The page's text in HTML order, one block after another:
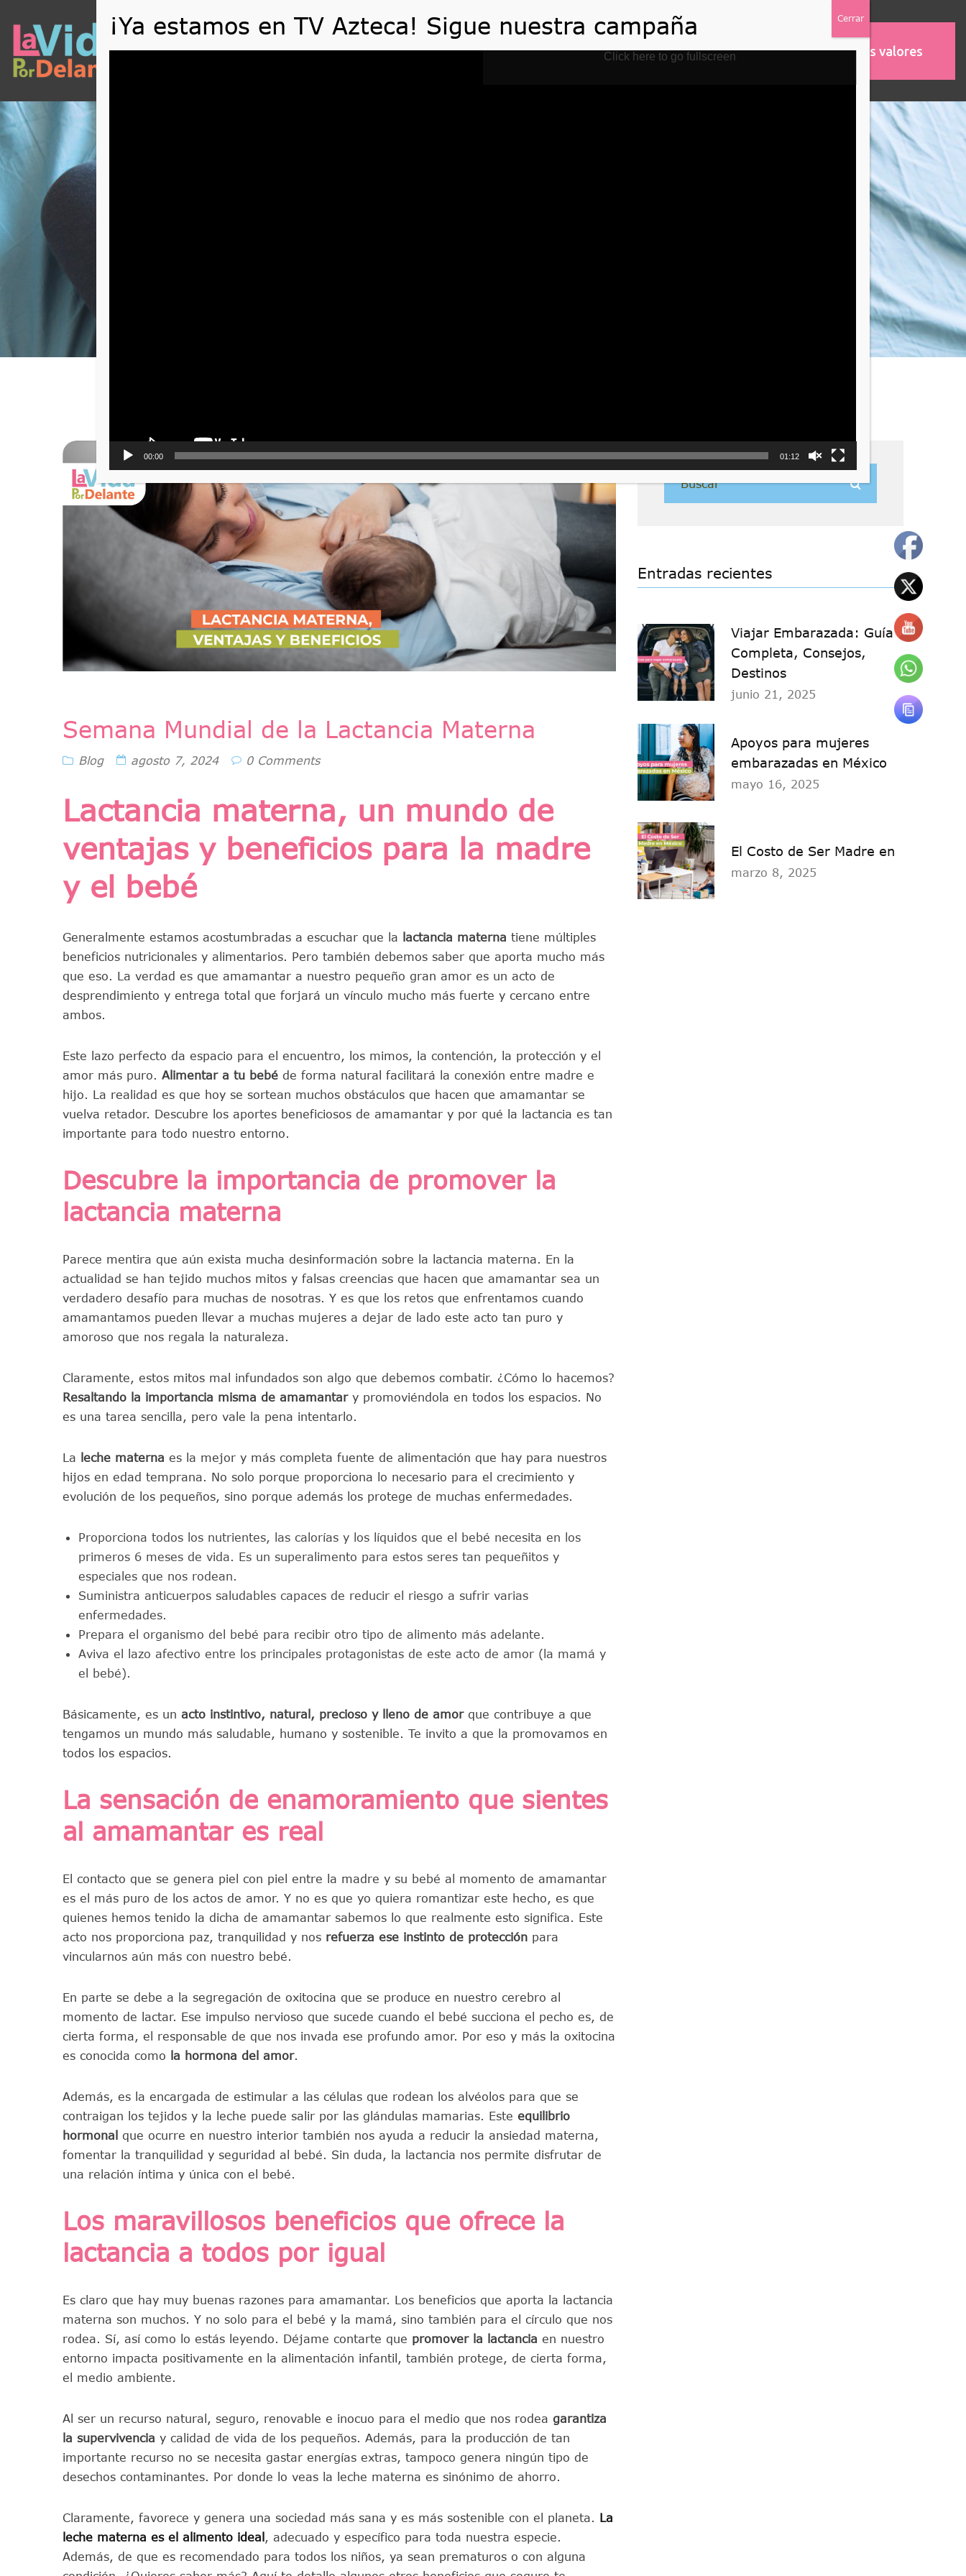
QUÉ HACEMOS VIDEOS ARTÍCULOS TE AYUDAMOS ASOCIACIONES Nuestros valores
Semana Mundial de la Lactancia Materna
Blog agosto 7, 2024 0 Comments
Lactancia materna, un mundo de
ventajas y beneficios para la madre
y el bebé
Generalmente estamos acostumbradas a escuchar que la lactancia materna tiene múltiples
beneficios nutricionales y alimentarios. Pero también debemos saber que aporta mucho más
que eso. La verdad es que amamantar a nuestro pequeño gran amor es un acto de
desprendimiento y entrega total que forjará un vínculo mucho más fuerte y cercano entre
ambos.
Este lazo perfecto da espacio para el encuentro, los mimos, la contención, la protección y el
amor más puro. Alimentar a tu bebé de forma natural facilitará la conexión entre madre e
hijo. La realidad es que hoy se sortean muchos obstáculos que hacen que amamantar se
vuelva retador. Descubre los aportes beneficiosos de amamantar y por qué la lactancia es tan
importante para todo nuestro entorno.
Descubre la importancia de promover la
lactancia materna
Parece mentira que aún exista mucha desinformación sobre la lactancia materna. En la
actualidad se han tejido muchos mitos y falsas creencias que hacen que amamantar sea un
verdadero desafío para muchas de nosotras. Y es que los retos que enfrentamos cuando
amamantamos pueden llevar a muchas mujeres a dejar de lado este acto tan puro y
amoroso que nos regala la naturaleza.
Claramente, estos mitos mal infundados son algo que debemos combatir. ¿Cómo lo hacemos?
Resaltando la importancia misma de amamantary promoviéndola en todos los espacios. No
es una tarea sencilla, pero vale la pena intentarlo.
La leche materna es la mejor y más completa fuente de alimentación que hay para nuestros
hijos en edad temprana. No solo porque proporciona lo necesario para el crecimiento y
evolución de los pequeños, sino porque además los protege de muchas enfermedades.
Proporciona todos los nutrientes, las calorías y los líquidos que el bebé necesita en los
primeros 6 meses de vida. Es un superalimento para estos seres tan pequeñitos y
especiales que nos rodean.
Suministra anticuerpos saludables capaces de reducir el riesgo a sufrir varias
enfermedades.
Prepara el organismo del bebé para recibir otro tipo de alimento más adelante.
Aviva el lazo afectivo entre los principales protagonistas de este acto de amor (la mamá y
el bebé).
Básicamente, es un acto instintivo, natural, precioso y lleno de amorque contribuye a que
tengamos un mundo más saludable, humano y sostenible. Te invito a que la promovamos en
todos los espacios.
La sensación de enamoramiento que sientes
al amamantar es real
El contacto que se genera piel con piel entre la madre y su bebé al momento de amamantar
es el más puro de los actos de amor. Y no es que yo quiera romantizar este hecho, es que
quienes hemos tenido la dicha de amamantar sabemos lo que realmente esto significa. Este
acto nos proporciona paz, tranquilidad y nos refuerza ese instinto de protección para
vincularnos aún más con nuestro bebé.
En parte se debe a la segregación de oxitocina que se produce en nuestro cerebro al
momento de lactar. Ese impulso nervioso que sucede cuando el bebé succiona el pecho es, de
cierta forma, el responsable de que nos invada ese profundo amor. Por eso y más la oxitocina
es conocida como la hormona del amor.
Además, es la encargada de estimular a las células que rodean los alvéolos para que se
contraigan los tejidos y la leche puede salir por las glándulas mamarias. Este equilibrio
hormonal que ocurre en nuestro interior también nos ayuda a reducir la ansiedad materna,
fomentar la tranquilidad y seguridad al bebé. Sin duda, la lactancia nos permite disfrutar de
una relación íntima y única con el bebé.
Los maravillosos beneficios que ofrece la
lactancia a todos por igual
Es claro que hay muy buenas razones para amamantar. Los beneficios que aporta la lactancia
materna son muchos. Y no solo para el bebé y la mamá, sino también para el círculo que nos
rodea. Sí, así como lo estás leyendo. Déjame contarte que promover la lactancia en nuestro
entorno impacta positivamente en la alimentación infantil, también protege, de cierta forma,
el medio ambiente.
Al ser un recurso natural, seguro, renovable e inocuo para el medio que nos rodea garantiza
la supervivencia y calidad de vida de los pequeños. Además, para la producción de tan
importante recurso no se necesita gastar energías extras, tampoco genera ningún tipo de
desechos contaminantes. Por donde lo veas la leche materna es sinónimo de ahorro.
Claramente, favorece y genera una sociedad más sana y es más sostenible con el planeta. La
leche materna es el alimento ideal , adecuado y específico para toda nuestra especie.
Además, de que es recomendado para todos los niños, ya sean prematuros o con alguna
Entradas recientes
Viajar Embarazada: Guía
Completa, Consejos,
Destinos
junio 21, 2025
Apoyos para mujeres
embarazadas en México
mayo 16, 2025
El Costo de Ser Madre en
marzo 8, 2025
00:00 01:12
Click here to go fullscreen